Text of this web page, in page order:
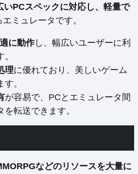
いPCスペックに対応し、軽量で
エミュレータです。
に動作し、幅広いユーザーに利
理に優れており、美しいゲーム
。
が容易で、PCとエミュレータ間
転送できます。
などのリソースを大量に